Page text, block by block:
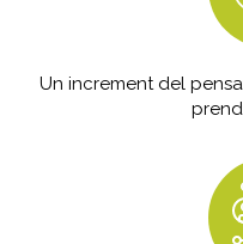
Un increment del